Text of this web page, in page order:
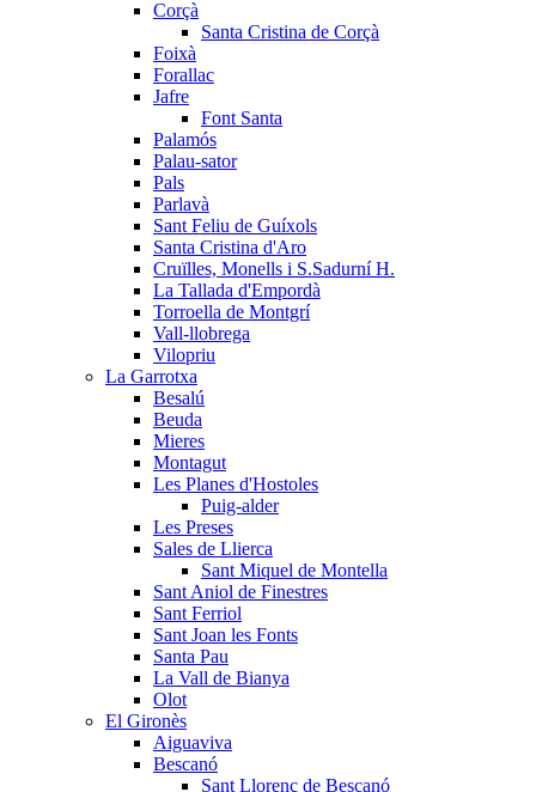
Corçà
Santa Cristina de Corçà
Foixà
Forallac
Jafre
Font Santa
Palamós
Palau-sator
Pals
Parlavà
Sant Feliu de Guíxols
Santa Cristina d'Aro
Cruïlles, Monells i S.Sadurní H.
La Tallada d'Empordà
Torroella de Montgrí
Vall-llobrega
Vilopriu
La Garrotxa
Besalú
Beuda
Mieres
Montagut
Les Planes d'Hostoles
Puig-alder
Les Preses
Sales de Llierca
Sant Miquel de Montella
Sant Aniol de Finestres
Sant Ferriol
Sant Joan les Fonts
Santa Pau
La Vall de Bianya
Olot
El Gironès
Aiguaviva
Bescanó
Sant Llorenç de Bescanó